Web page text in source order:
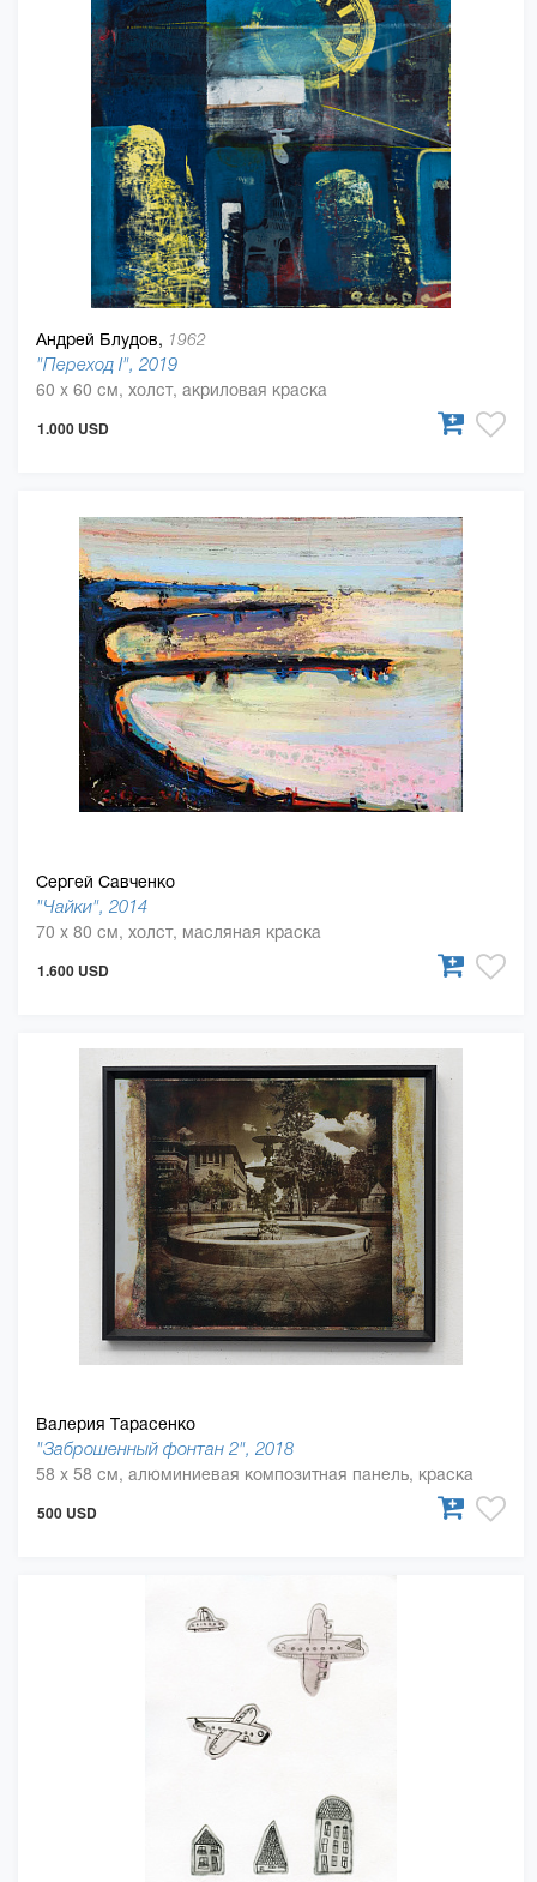
Андрей Блудов, 1962
"Переход I", 2019
60 x 60 см, холст, акриловая краска
1.000 USD
Сергей Савченко
"Чайки", 2014
70 x 80 см, холст, масляная краска
1.600 USD
Валерия Тарасенко
"Заброшенный фонтан 2", 2018
58 x 58 см, алюминиевая композитная панель, краска
500 USD